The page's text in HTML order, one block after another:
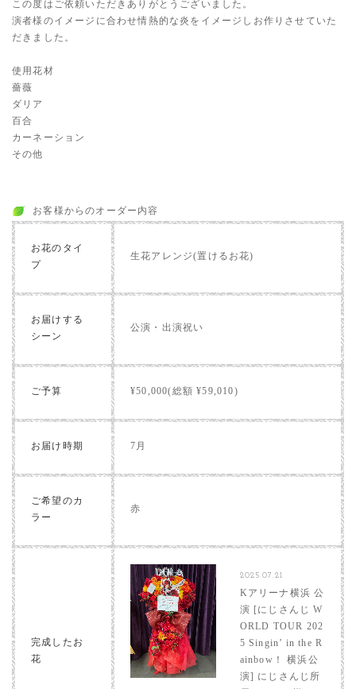
この度はご依頼いただきありがとうございました。
演者様のイメージに合わせ情熱的な炎をイメージしお作りさせていた
だきました。
使用花材
薔薇
ダリア
百合
カーネーション
その他
お客様からのオーダー内容
お花のタイ
プ
生花アレンジ(置けるお花)
お届けする
シーン
公演・出演祝い
ご予算 ¥50,000(総額 ¥59,010)
お届け時期 7月
ご希望のカ
ラー
赤
完成したお
花
2025.07.21
Kアリーナ横浜 公
演 [にじさんじ W
ORLD TOUR 202
5 Singin’ in the R
ainbow！ 横浜公
演] にじさんじ所